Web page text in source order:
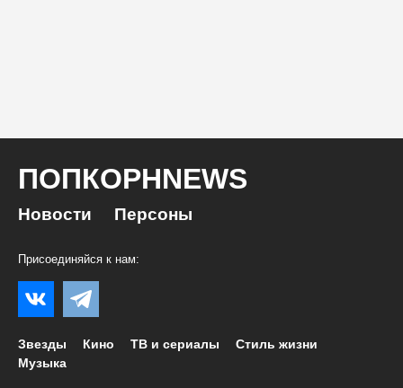
ПОПКОРНNEWS
Новости Персоны
Присоединяйся к нам:
Звезды Кино ТВ и сериалы
Стиль жизни
Музыка